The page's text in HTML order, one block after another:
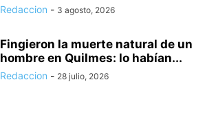
Redaccion - 3 agosto, 2026
Fingieron la muerte natural de un
hombre en Quilmes: lo habían...
Redaccion - 28 julio, 2026